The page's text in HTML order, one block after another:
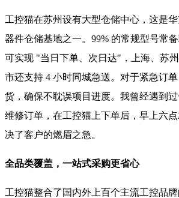
工控猫在苏州设有大型仓储中心，这是
器件仓储基地之一。99% 的常规型号常
可实现 "当日下单、次日达"，上海、苏
市还支持 4 小时同城急送。对于紧急订
货，确保不耽误项目进度。我曾经遇到
维修订单，在工控猫上下单后，早上六
决了客户的燃眉之急。
全品类覆盖，一站式采购更省心
工控猫整合了国内外上百个主流工控品